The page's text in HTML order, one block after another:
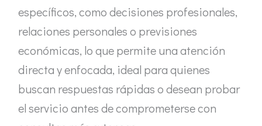
específicos, como decisiones profesionales,
relaciones personales o previsiones
económicas, lo que permite una atención
directa y enfocada, ideal para quienes
buscan respuestas rápidas o desean probar
el servicio antes de comprometerse con